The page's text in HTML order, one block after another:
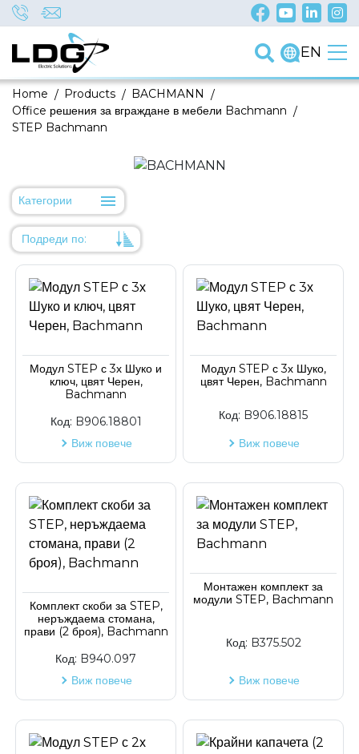
EN
/
Home /
Products /
BACHMANN
/
Office решения за вграждане в мебели Bachmann
STEP Bachmann
Категории
Подреди по:
Име
Име
Код на артикул
Код на артикул
Модул STEP с 3х Шуко и
ключ, цвят Черен,
Bachmann
Код: B906.18801
Виж повече
Модул STEP с 3х Шуко,
цвят Черен, Bachmann
Код: B906.18815
Виж повече
Комплект скоби за STEP,
неръждаема стомана,
прави (2 броя), Bachmann
Код: B940.097
Виж повече
Монтажен комплект за
модули STEP, Bachmann
Код: B375.502
Виж повече